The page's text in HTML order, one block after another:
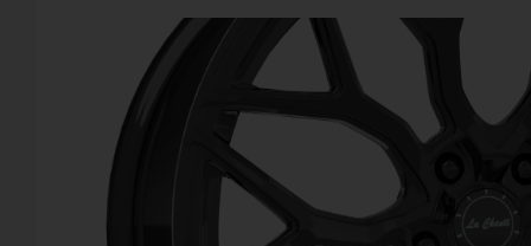
ГДЕ КУПИТЬ?
LACHANTI PERFOMANCE
Schumannstraße 2, 73066 Uhingen, Германия
+49 7161 / 808 444 0
https://lachanti.de/